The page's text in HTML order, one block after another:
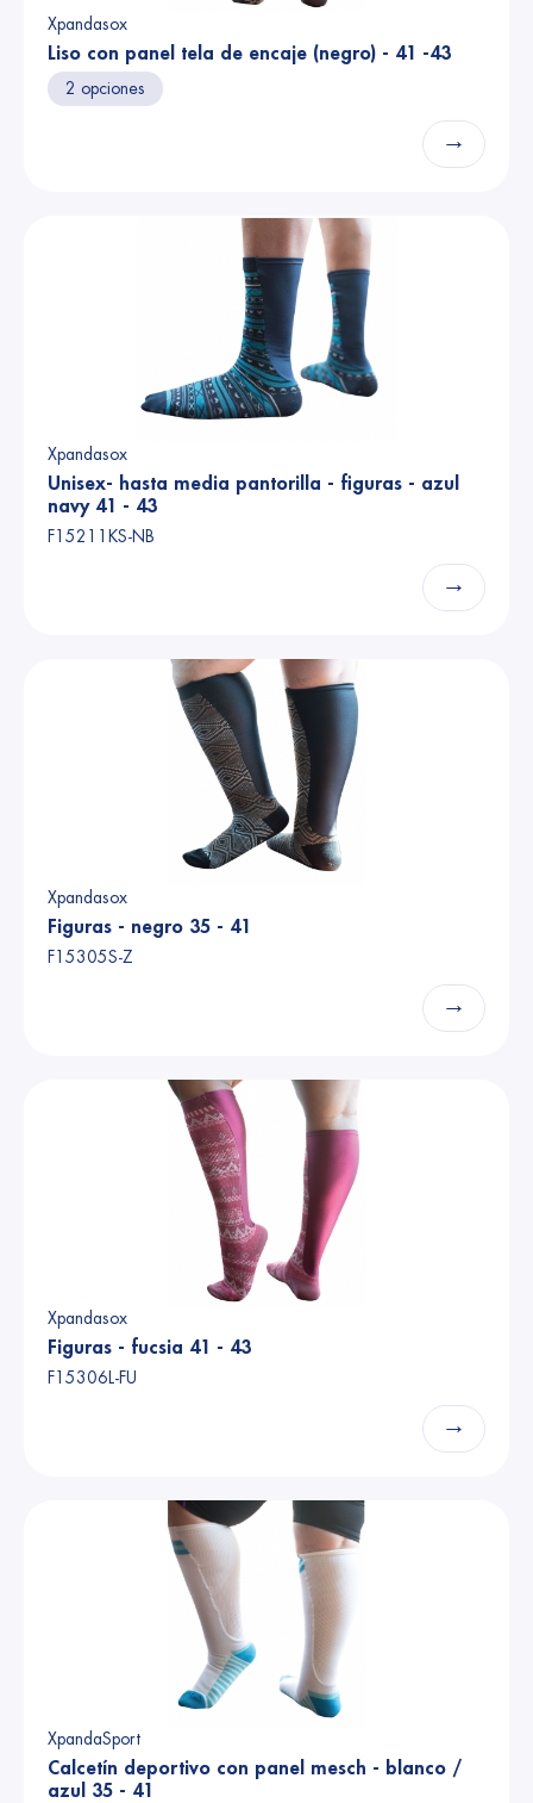
Xpandasox
Liso con panel tela de encaje (negro) - 41 -43
2 opciones
→
Xpandasox
Unisex- hasta media pantorilla - figuras - azul
navy 41 - 43
F15211KS-NB
→
Xpandasox
Figuras - negro 35 - 41
F15305S-Z
→
Xpandasox
Figuras - fucsia 41 - 43
F15306L-FU
→
XpandaSport
Calcetín deportivo con panel mesch - blanco /
azul 35 - 41